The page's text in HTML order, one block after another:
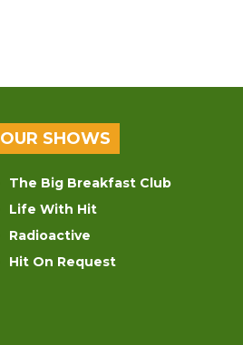
OUR SHOWS
The Big Breakfast Club
Life With Hit
Radioactive
Hit On Request